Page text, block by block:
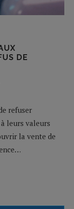
DE
refuser
leurs valeurs
la vente de